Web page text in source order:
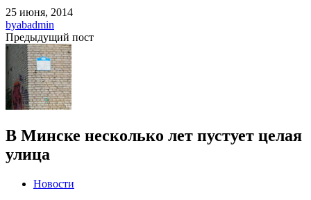
25 июня, 2014
byabadmin
Предыдущий пост
В Минске несколько лет пустует целая
улица
Новости